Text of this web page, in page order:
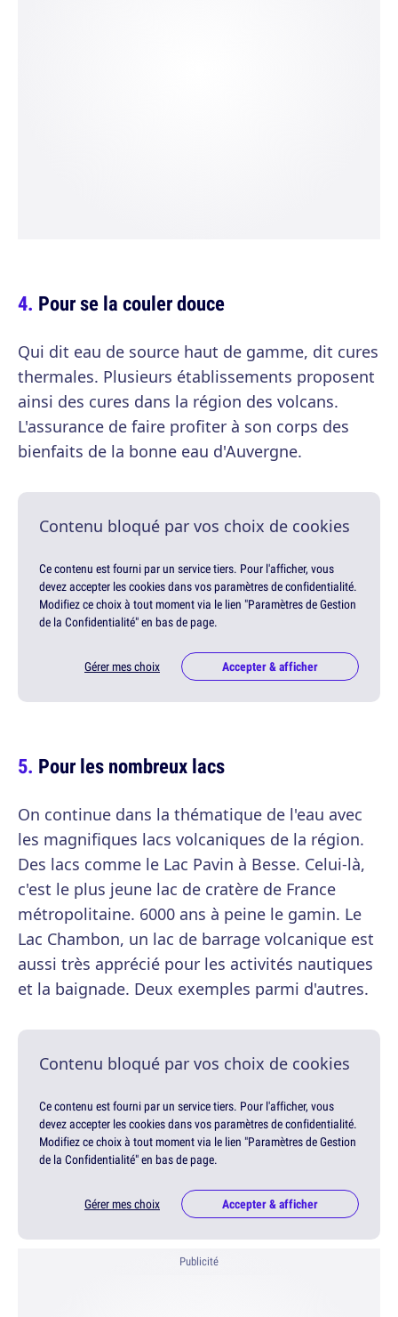
Pour se la couler douce
Qui dit eau de source haut de gamme, dit cures
thermales. Plusieurs établissements proposent
ainsi des cures dans la région des volcans.
L'assurance de faire profiter à son corps des
bienfaits de la bonne eau d'Auvergne.
Contenu bloqué par vos choix de cookies
Ce contenu est fourni par un service tiers. Pour l'afficher, vous
devez accepter les cookies dans vos paramètres de confidentialité.
Modifiez ce choix à tout moment via le lien "Paramètres de Gestion
de la Confidentialité" en bas de page.
Gérer mes choix Accepter & afficher
Pour les nombreux lacs
On continue dans la thématique de l'eau avec
les magnifiques lacs volcaniques de la région.
Des lacs comme le Lac Pavin à Besse. Celui-là,
c'est le plus jeune lac de cratère de France
métropolitaine. 6000 ans à peine le gamin. Le
Lac Chambon, un lac de barrage volcanique est
aussi très apprécié pour les activités nautiques
et la baignade. Deux exemples parmi d'autres.
Contenu bloqué par vos choix de cookies
Ce contenu est fourni par un service tiers. Pour l'afficher, vous
devez accepter les cookies dans vos paramètres de confidentialité.
Modifiez ce choix à tout moment via le lien "Paramètres de Gestion
de la Confidentialité" en bas de page.
Gérer mes choix Accepter & afficher
Publicité